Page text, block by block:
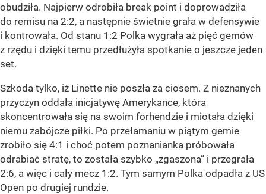
obudziła. Najpierw odrobiła break point i doprowadziła
do remisu na 2:2, a następnie świetnie grała w defensywie
i kontrowała. Od stanu 1:2 Polka wygrała aż pięć gemów
z rzędu i dzięki temu przedłużyła spotkanie o jeszcze jeden
set.
Szkoda tylko, iż Linette nie poszła za ciosem. Z nieznanych
przyczyn oddała inicjatywę Amerykance, która
skoncentrowała się na swoim forhendzie i miotała dzięki
niemu zabójcze piłki. Po przełamaniu w piątym gemie
zrobiło się 4:1 i choć potem poznanianka próbowała
odrabiać stratę, to została szybko „zgaszona” i przegrała
2:6, a więc i cały mecz 1:2. Tym samym Polka odpadła z US
Open po drugiej rundzie.